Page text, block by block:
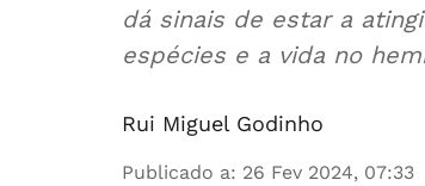
dá sinais de estar a
espécies e a vida no
Rui Miguel Godinho
Publicado a: 26 Fev 2024, 07:33